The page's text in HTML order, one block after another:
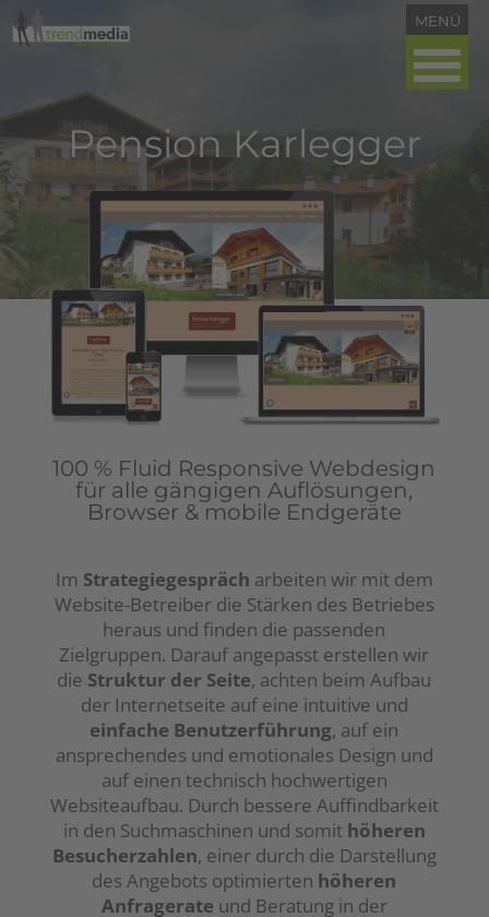
Pension Karlegger
100 % Fluid Responsive Webdesign
für alle gängigen Auflösungen,
Browser & mobile Endgeräte
Im Strategiegespräch arbeiten wir mit dem
Website-Betreiber die Stärken des Betriebes
heraus und finden die passenden
Zielgruppen. Darauf angepasst erstellen wir
die Struktur der Seite, achten beim Aufbau
der Internetseite auf eine intuitive und
einfache Benutzerführung, auf ein
ansprechendes und emotionales Design und
auf einen technisch hochwertigen
Websiteaufbau. Durch bessere Auffindbarkeit
in den Suchmaschinen und somit höheren
Besucherzahlen, einer durch die Darstellung
des Angebots optimierten höheren
Anfragerate und Beratung in der